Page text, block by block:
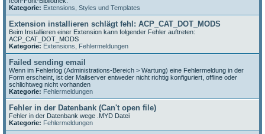
Kategorie: Extensions Styles und Templates
Extension installieren schlägt fehl: ACP_CAT_DOT_MODS
Beim Installieren einer Extension kann folgender Fehler auftreten:
ACP_CAT_DOT_MODS
Kategorie: Extensions Fehlermeldungen
Failed sending email
Wenn im Fehlerlog (Administrations-Bereich > Wartung) eine Fehlermeldung in der
Form erscheint, ist der Mailserver entweder nicht richtig konfiguriert, offline oder
schlichtweg nicht vorhanden
Kategorie: Fehlermeldungen
Fehler in der Datenbank (Can't open file)
Fehler in der Datenbank wege .MYD Datei
Kategorie: Fehlermeldungen